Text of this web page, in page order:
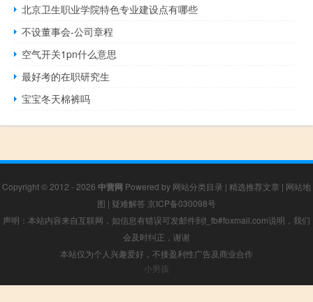
北京卫生职业学院特色专业建设点有哪些
不设董事会-公司章程
空气开关1pn什么意思
最好考的在职研究生
宝宝冬天棉裤吗
Copyright © 2012 - 2026 中营网 Powered by 网站分类目录 | 精选推荐文章 | 网站地
图 | 疑难解答 京ICP备030098号
声明：本站内容来自互联网，如信息有错误可发邮件到f_fb#foxmail.com说明，我们
会及时纠正，谢谢
本站仅为个人兴趣爱好，不接盈利性广告及商业合作
小男孩